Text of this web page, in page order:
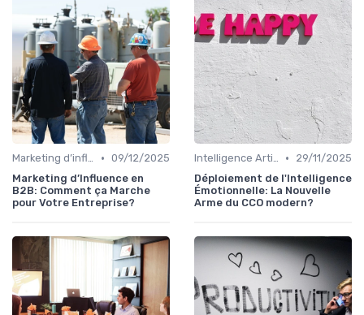
Marketing d’influence & social listening • 09/12/2025
Marketing d’Influence en
B2B: Comment ça Marche
pour Votre Entreprise?
Intelligence Artificielle en communication •
29/11/2025
Déploiement de l'Intelligence
Émotionnelle: La Nouvelle
Arme du CCO modern?